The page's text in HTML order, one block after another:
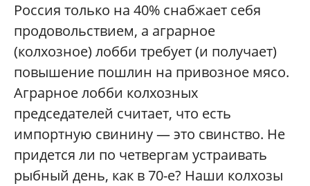
Россия только на 40% снабжает себя
продовольствием, а аграрное
(колхозное) лобби требует (и получает)
повышение пошлин на привозное мясо.
Аграрное лобби колхозных
председателей считает, что есть
импортную свинину — это свинство. Не
придется ли по четвергам устраивать
рыбный день, как в 70-е? Наши колхозы